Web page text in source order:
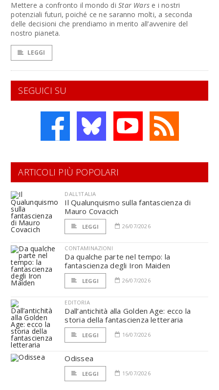
Mettere a confronto il mondo diStar Wars e i nostri
potenziali futuri, poiché ce ne saranno molti, a seconda
delle decisioni che prendiamo in merito all’avvenire del
nostro pianeta.
LEGGI
SEGUICI SU
ARTICOLI PIÙ POPOLARI
DALL'ITALIA
Il Qualunquismo sulla fantascienza di
Mauro Covacich
LEGGI 26/07/2026
CONTAMINAZIONI
Da qualche parte nel tempo: la
fantascienza degli Iron Maiden
LEGGI 26/07/2026
EDITORIA
Dall’antichità alla Golden Age: ecco la
storia della fantascienza letteraria
LEGGI 16/07/2026
Odissea
LEGGI 15/07/2026